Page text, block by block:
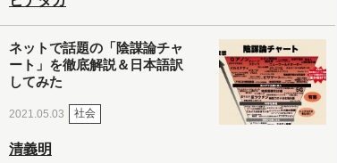
ネットで話題の「陰謀論チャ
ート」を徹底解説＆日本語訳
してみた
2021.05.03 社会
清義明